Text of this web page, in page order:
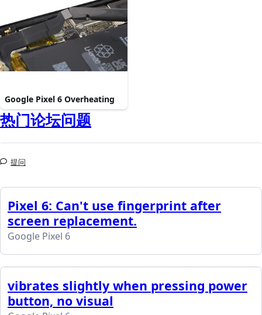
Google Pixel 6 Overheating
热门论坛问题
提问
Pixel 6: Can't use fingerprint after
screen replacement.
Google Pixel 6
vibrates slightly when pressing power
button, no visual